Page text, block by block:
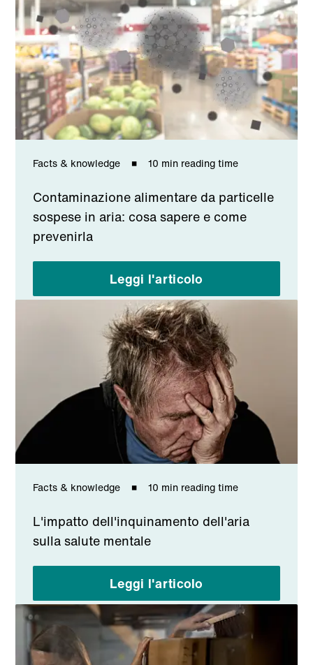
Facts & knowledge 10 min reading time
Contaminazione alimentare da particelle
sospese in aria: cosa sapere e come
prevenirla
Leggi l'articolo
Facts & knowledge 10 min reading time
L'impatto dell'inquinamento dell'aria
sulla salute mentale
Leggi l'articolo